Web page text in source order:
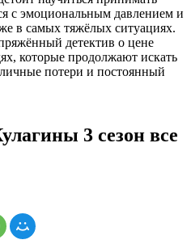
с эмоциональным давлением и
в самых тяжёлых ситуациях.
детектив о цене
которые продолжают искать
потери и постоянный
3 сезон все